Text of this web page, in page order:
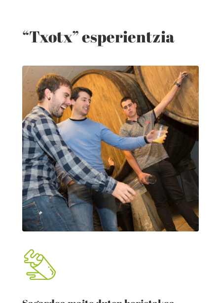
“Txotx” esperientzia